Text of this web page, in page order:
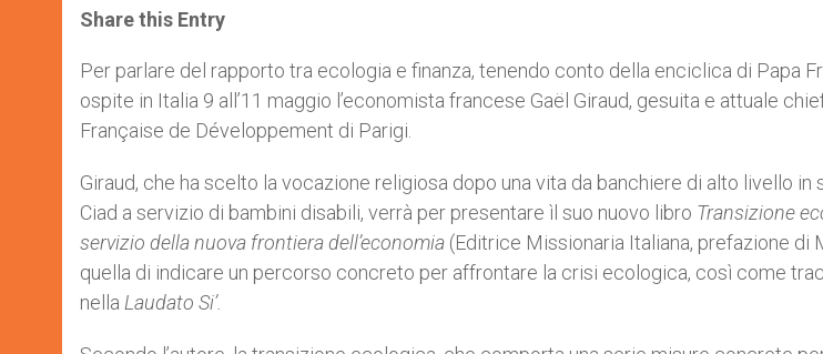
t
s
p
p
s
e
g
e
r
e
b
o
k
r
Share this Entry
Per parlare del rapporto tra ecologia e finanza, tenendo conto della enciclica di Papa
ospite in Italia 9 all’11 maggio l’economista francese Gaël Giraud, gesuita e attuale
Française de Développement di Parigi.
Giraud, che ha scelto la vocazione religiosa dopo una vita da banchiere di alto livello in
Ciad a servizio di bambini disabili, verrà per presentare ìl suo nuovo libro Transizione
servizio della nuova frontiera dell’economia (Editrice Missionaria Italiana, prefazione di
quella di indicare un percorso concreto per affrontare la crisi ecologica, così come
nella Laudato Si’.